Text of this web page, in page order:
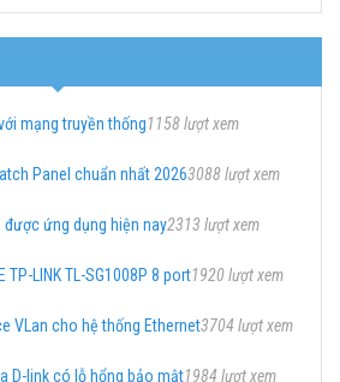
mạng truyền thống1158 lượt xem
Panel chuẩn nhất 20263088 lượt xem
ứng dụng hiện nay2313 lượt xem
LINK TL-SG1008P 8 port1920 lượt xem
VLan cho hệ thống Ethernet3704 lượt xem
D-link có lỗ hổng bảo mật1984 lượt xem